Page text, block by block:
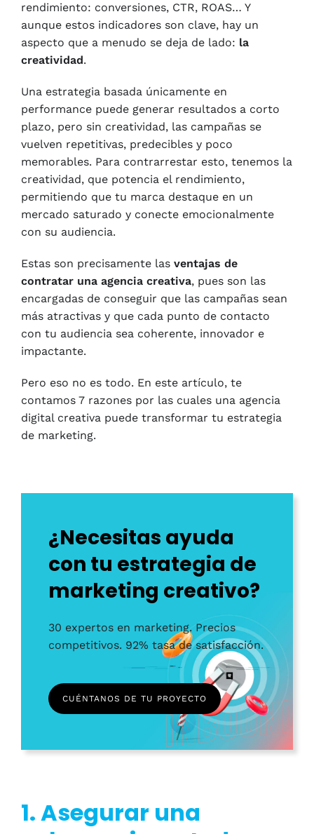
rendimiento: conversiones, CTR, ROAS… Y
aunque estos indicadores son clave, hay un
aspecto que a menudo se deja de lado: la
creatividad.
Una estrategia basada únicamente en
performance puede generar resultados a corto
plazo, pero sin creatividad, las campañas se
vuelven repetitivas, predecibles y poco
memorables. Para contrarrestar esto, tenemos la
creatividad, que potencia el rendimiento,
permitiendo que tu marca destaque en un
mercado saturado y conecte emocionalmente
con su audiencia.
Estas son precisamente las ventajas de
contratar una agencia creativa, pues son las
encargadas de conseguir que las campañas sean
más atractivas y que cada punto de contacto
con tu audiencia sea coherente, innovador e
impactante.
Pero eso no es todo. En este artículo, te
contamos 7 razones por las cuales una agencia
digital creativa puede transformar tu estrategia
de marketing.
¿Necesitas ayuda
con tu estrategia de
marketing creativo?
30 expertos en marketing. Precios
competitivos. 92% tasa de satisfacción.
CUÉNTANOS DE TU PROYECTO
1. Asegurar una